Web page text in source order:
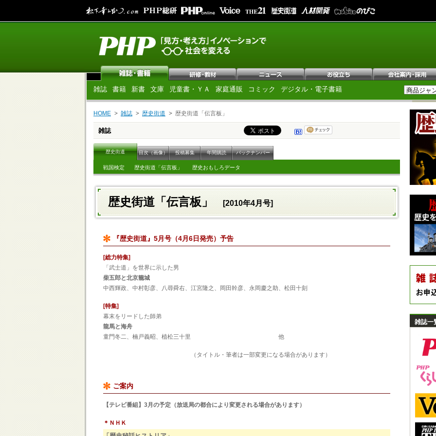
雑誌 書籍 新書 文庫 児童書・ＹＡ 家庭通販 コミック デジタル・電子書籍
HOME 雑誌 歴史街道 歴史街道「伝言板」
雑誌
歴史街道 目次（画像） 投稿募集 年間購読 バックナンバー
戦国検定 歴史街道「伝言板」 歴史おもしろデータ
歴史街道「伝言板」 [2010年4月号]
『歴史街道』5月号（4月6日発売）予告
[総力特集]
「武士道」を世界に示した男
柴五郎と北京籠城
中西輝政、中村彰彦、八尋舜右、江宮隆之、岡田幹彦、永岡慶之助、松田十刻
[特集]
幕末をリードした師弟
龍馬と海舟
童門冬二、楠戸義昭、植松三十里 他
（タイトル・筆者は一部変更になる場合があります）
ご案内
【テレビ番組】3月の予定（放送局の都合により変更される場合があります）
＊ＮＨＫ
雑誌一